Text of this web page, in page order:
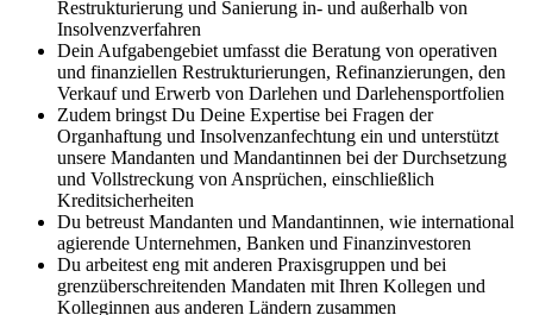
Restrukturierung und Sanierung in- und außerhalb von
Insolvenzverfahren
Dein Aufgabengebiet umfasst die Beratung von operativen
und finanziellen Restrukturierungen, Refinanzierungen, den
Verkauf und Erwerb von Darlehen und Darlehensportfolien
Zudem bringst Du Deine Expertise bei Fragen der
Organhaftung und Insolvenzanfechtung ein und unterstützt
unsere Mandanten und Mandantinnen bei der Durchsetzung
und Vollstreckung von Ansprüchen, einschließlich
Kreditsicherheiten
Du betreust Mandanten und Mandantinnen, wie international
agierende Unternehmen, Banken und Finanzinvestoren
Du arbeitest eng mit anderen Praxisgruppen und bei
grenzüberschreitenden Mandaten mit Ihren Kollegen und
Kolleginnen aus anderen Ländern zusammen